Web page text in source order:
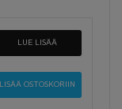
LUE LISÄÄ